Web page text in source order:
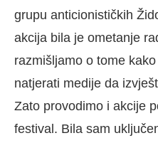
grupu anticionističkih
akcija bila je ometanje
razmišljamo o tome
natjerati medije da
Zato provodimo i akcije
festival. Bila sam